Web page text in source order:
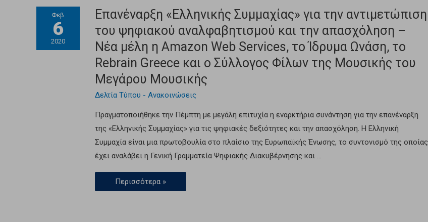
Φεβ
6
2020
Επανέναρξη «Ελληνικής Συμμαχίας» για την αντιμετώπιση
του ψηφιακού αναλφαβητισμού και την απασχόληση –
Νέα μέλη η Amazon Web Services, το Ίδρυμα Ωνάση, το
Rebrain Greece και ο Σύλλογος Φίλων της Μουσικής του
Μεγάρου Μουσικής
Δελτία Τύπου - Ανακοινώσεις
Πραγματοποιήθηκε την Πέμπτη με μεγάλη επιτυχία η εναρκτήρια συνάντηση για την επανέναρξη
της «Ελληνικής Συμμαχίας» για τις ψηφιακές δεξιότητες και την απασχόληση. H Ελληνική
Συμμαχία είναι μια πρωτοβουλία στο πλαίσιο της Ευρωπαϊκής Ένωσης, το συντονισμό της οποίας
έχει αναλάβει η Γενική Γραμματεία Ψηφιακής Διακυβέρνησης και …
Περισσότερα »